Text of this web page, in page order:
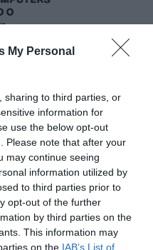
My Personal
sharing to third parties, or
information for
use the below opt-out
Please note that after your
may continue seeing
information utilized by
to third parties prior to
opt-out of the further
by third parties on the
This information may
on the IAB’s List of